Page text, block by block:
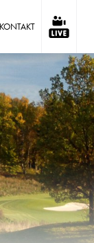
KONTAKT ⠀